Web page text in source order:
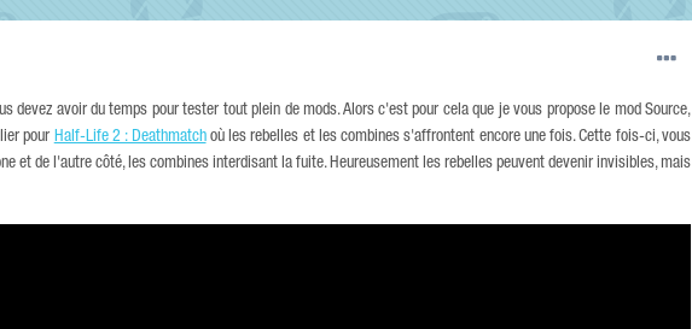
devez avoir du temps pour tester tout plein de mods. Alors c'est pour cela que je vous propose le mod Source,
pour Half-Life 2 : Deathmatchoù les rebelles et les combines s'affrontent encore une fois. Cette fois-ci, vous
et de l'autre côté, les combines interdisant la fuite. Heureusement les rebelles peuvent devenir invisibles, mais